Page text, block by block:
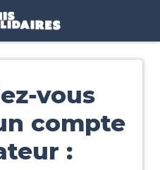
vous
compte
: